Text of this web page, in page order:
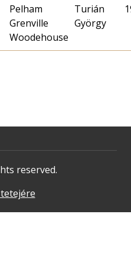
Pelham
Grenville
Woodehouse
Turián
György
reserved.